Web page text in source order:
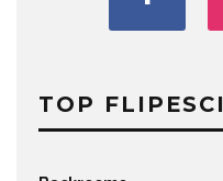
TOP FLIPESCI